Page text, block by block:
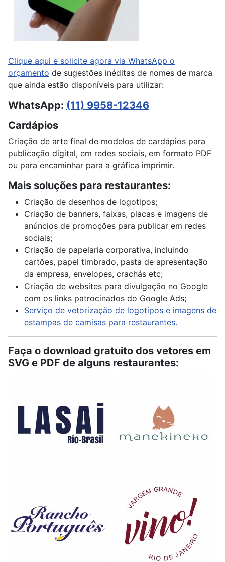
Clique aqui e solicite agora via WhatsApp o
orçamento de sugestões inéditas de nomes de marca
que ainda estão disponíveis para utilizar:
WhatsApp: (11) 9958-12346
Cardápios
Criação de arte final de modelos de cardápios para
publicação digital, em redes sociais, em formato PDF
ou para encaminhar para a gráfica imprimir.
Mais soluções para restaurantes:
Criação de desenhos de logotipos;
Criação de banners, faixas, placas e imagens de
anúncios de promoções para publicar em redes
sociais;
Criação de papelaria corporativa, incluindo
cartões, papel timbrado, pasta de apresentação
da empresa, envelopes, crachás etc;
Criação de websites para divulgação no Google
com os links patrocinados do Google Ads;
Serviço de vetorização de logotipos e imagens de
estampas de camisas para restaurantes.
Faça o download gratuito dos vetores em
SVG e PDF de alguns restaurantes: